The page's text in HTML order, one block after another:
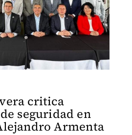
critica
seguridad en
Armenta